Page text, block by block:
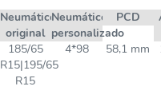
Neumático
original
Neumático
personalizado
PCD
185/65
R15|195/65
R15
4*98 58,1 mm